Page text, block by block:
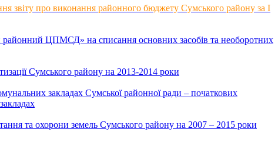
звіту про виконання районного бюджету Сумського району за І
ЦПМСД» на списання основних засобів та необоротних
Сумського району на 2013-2014 роки
закладах Сумської районної ради – початкових
та охорони земель Сумського району на 2007 – 2015 роки